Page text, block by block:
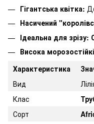
Гігантська квітка:
Насичений
Ідеальна для зрізу:
Висока
Характеристика
Вид
Клас
Сорт